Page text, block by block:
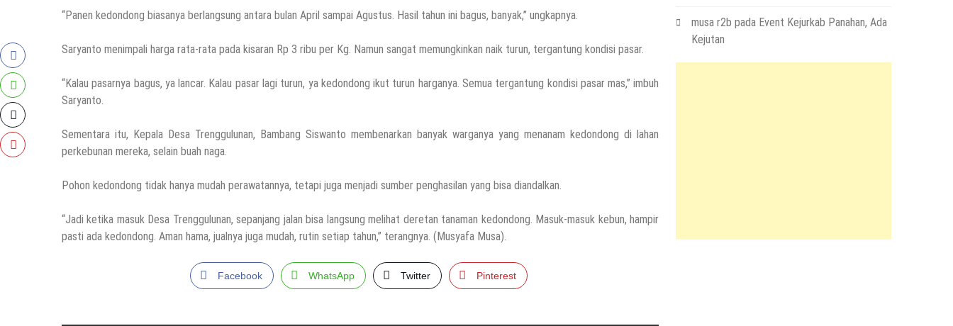
Ini Ciri-Cirinya, Siapa Tahu Keluarga Anda (Temuan Mayat Laki-Laki Di Pinggir Pantai Utara Rembang)
Sejumlah Tips Membeli Tanah Kapling, Terapkan Ini!! Ada Cara Yang Jarang Terpikirkan Orang Awam
14 Maret 2022
HEADLINE
Lewati Cerita Kelam Mirip Sinetron, Teguh Akhirnya Diselamatkan Serka Suyuthi
UKW Disebut Sebagai Mahkota Seorang Wartawan, Se Indonesia Luluskan Lebih Dari 20 Ribu Orang
12 November 2021 bymusa r2b
“Panen kedondong biasanya berlangsung antara bulan April sampai Agustus. Hasil tahun ini bagus, banyak,” ungkapnya.
Saryanto menimpali harga rata-rata pada kisaran Rp 3 ribu per Kg. Namun sangat memungkinkan naik turun, tergantung kondisi pasar.
“Kalau pasarnya bagus, ya lancar. Kalau pasar lagi turun, ya kedondong ikut turun harganya. Semua tergantung kondisi pasar mas,” imbuh
Saryanto.
Sementara itu, Kepala Desa Trenggulunan, Bambang Siswanto membenarkan banyak warganya yang menanam kedondong di lahan
perkebunan mereka, selain buah naga.
Pohon kedondong tidak hanya mudah perawatannya, tetapi juga menjadi sumber penghasilan yang bisa diandalkan.
“Jadi ketika masuk Desa Trenggulunan, sepanjang jalan bisa langsung melihat deretan tanaman kedondong. Masuk-masuk kebun, hampir
pasti ada kedondong. Aman hama, jualnya juga mudah, rutin setiap tahun,” terangnya. (Musyafa Musa).
Facebook WhatsApp Twitter Pinterest
musa r2b pada Event Kejurkab Panahan, Ada
Kejutan